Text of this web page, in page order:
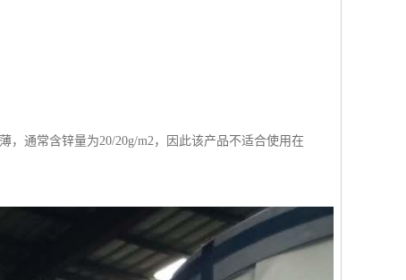
通常含锌量为20/20g/m2，因此该产品不适合使用在